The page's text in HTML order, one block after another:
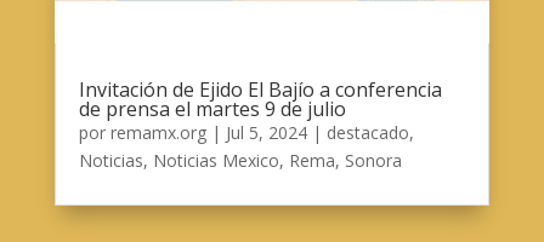
Invitación de Ejido El Bajío a conferencia
de prensa el martes 9 de julio
por remamx.org| Jul 5, 2024| destacado,
Noticias, Noticias Mexico, Rema, Sonora